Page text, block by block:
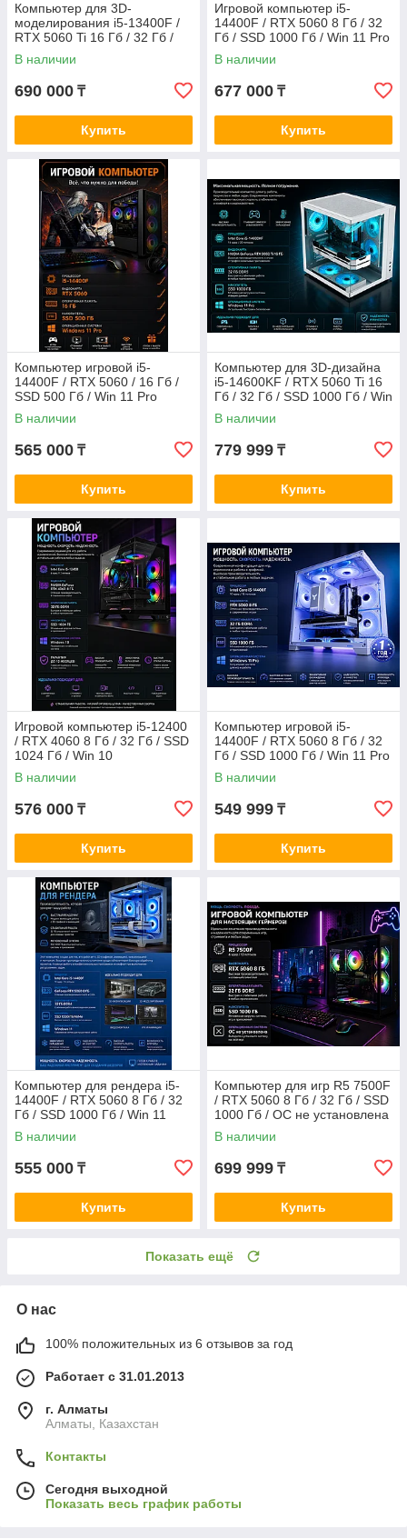
Компьютер для 3D-
моделирования i5-13400F /
RTX 5060 Ti 16 Гб / 32 Гб /
1000 Гб SSD 1000 Гб / Win 11
Pro
В наличии
690 000 ₸
Купить
Игровой компьютер i5-
14400F / RTX 5060 8 Гб / 32
Гб / SSD 1000 Гб / Win 11 Pro
В наличии
677 000 ₸
Купить
Компьютер игровой i5-
14400F / RTX 5060 / 16 Гб /
SSD 500 Гб / Win 11 Pro
В наличии
565 000 ₸
Купить
Компьютер для 3D-дизайна
i5-14600KF / RTX 5060 Ti 16
Гб / 32 Гб / SSD 1000 Гб / Win
11 Pro
В наличии
779 999 ₸
Купить
Игровой компьютер i5-12400
/ RTX 4060 8 Гб / 32 Гб / SSD
1024 Гб / Win 10
В наличии
576 000 ₸
Купить
Компьютер игровой i5-
14400F / RTX 5060 8 Гб / 32
Гб / SSD 1000 Гб / Win 11 Pro
В наличии
549 999 ₸
Купить
Компьютер для рендера i5-
14400F / RTX 5060 8 Гб / 32
Гб / SSD 1000 Гб / Win 11
В наличии
555 000 ₸
Купить
Компьютер для игр R5 7500F
/ RTX 5060 8 Гб / 32 Гб / SSD
1000 Гб / ОС не установлена
В наличии
699 999 ₸
Купить
Показать ещё
О нас
100% положительных из 6 отзывов за год
Работает с 31.01.2013
г. Алматы
Алматы, Казахстан
Контакты
Сегодня выходной
Показать весь график работы